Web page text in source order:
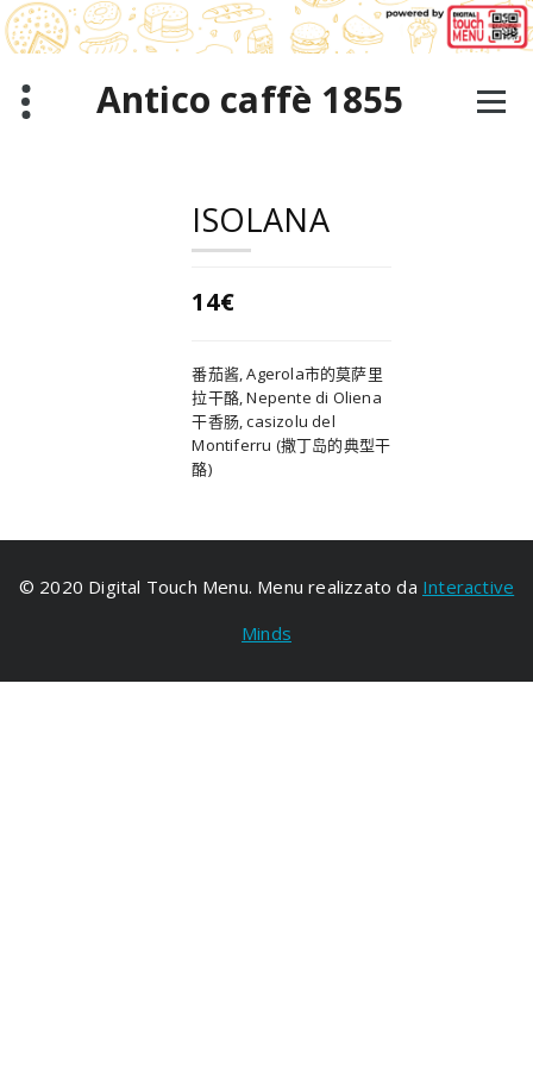
跳
至
正
Antico caffè 1855
ISOLANA
14€
番茄酱, Agerola市的莫萨里
拉干酪, Nepente di Oliena
干香肠, casizolu del
Montiferru (撒丁岛的典型干
酪)
© 2020 Digital Touch Menu. Menu realizzato da Interactive
Minds